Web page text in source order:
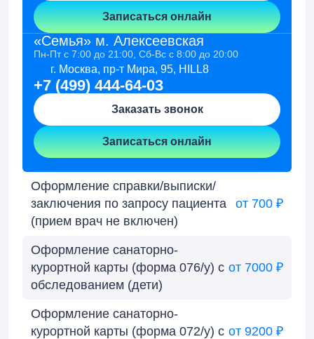
Записаться онлайн
«Семья» м. Алексеевская
Пн-Пт с 7:00 до 21:00, Сб-Вс с 8:00 до 20:00
г. Москва, пр-т Мира, 95, HILL8
+7 (499) 444-64-03
Заказать звонок
Записаться онлайн
Оформление справки/выписки/
заключения по запросу пациента
(прием врач не включен)
от 700 ₽
Оформление санаторно-
курортной карты (форма 076/у) с
обследованием (дети)
от 7000 ₽
Оформление санаторно-
курортной карты (форма 072/у) с от 9200 ₽